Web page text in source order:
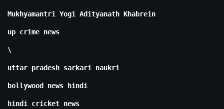
Mukhyamantri Yogi Adityanath Khabrein
up crime news
\
uttar pradesh sarkari naukri
bollywood news hindi
hindi cricket news